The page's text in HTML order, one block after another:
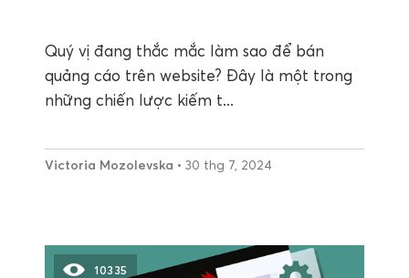
Quý vị đang thắc mắc làm sao để bán
quảng cáo trên website? Đây là một trong
những chiến lược kiếm t...
Victoria Mozolevska • 30 thg 7, 2024
10335